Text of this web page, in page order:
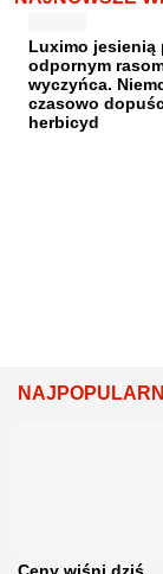
Luximo jesienią
odpornym
wyczyńca.
czasowo
herbicyd